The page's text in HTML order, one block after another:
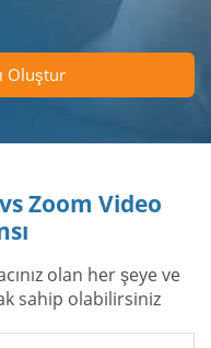
Oluştur
Zoom Video
olan her şeye ve
sahip olabilirsiniz